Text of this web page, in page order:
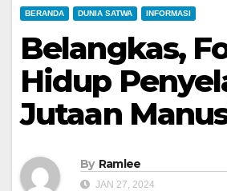
BERANDA DUNIA SATWA INFORMASI
Belangkas,
Hidup
Jutaan
By Ramlee
JAN 27, 2024